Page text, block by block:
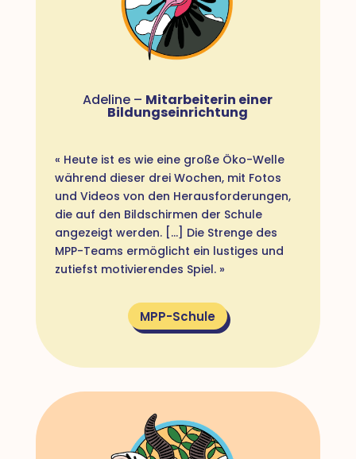
Adeline – Mitarbeiterin einer
Bildungseinrichtung
« Heute ist es wie eine große Öko-Welle
während dieser drei Wochen, mit Fotos
und Videos von den Herausforderungen,
die auf den Bildschirmen der Schule
angezeigt werden. [...] Die Strenge des
MPP-Teams ermöglicht ein lustiges und
zutiefst motivierendes Spiel. »
MPP-Schule